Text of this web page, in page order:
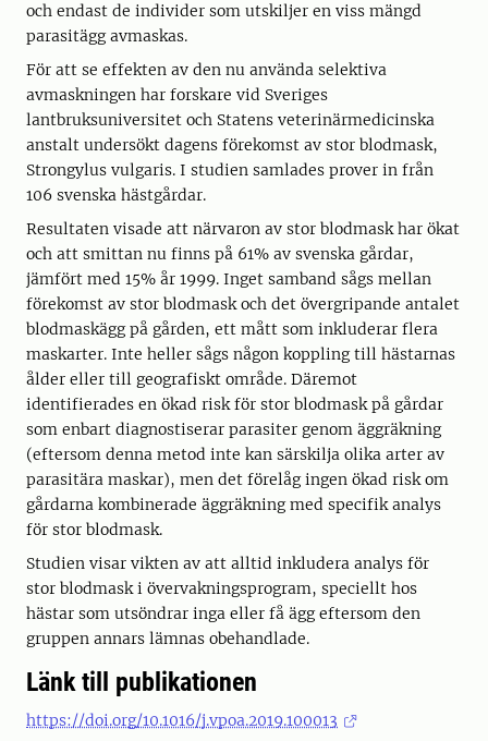
och endast de individer som utskiljer en viss mängd
parasitägg avmaskas.
För att se effekten av den nu använda selektiva
avmaskningen har forskare vid Sveriges
lantbruksuniversitet och Statens veterinärmedicinska
anstalt undersökt dagens förekomst av stor blodmask,
Strongylus vulgaris. I studien samlades prover in från
106 svenska hästgårdar.
Resultaten visade att närvaron av stor blodmask har ökat
och att smittan nu finns på 61% av svenska gårdar,
jämfört med 15% år 1999. Inget samband sågs mellan
förekomst av stor blodmask och det övergripande antalet
blodmaskägg på gården, ett mått som inkluderar flera
maskarter. Inte heller sågs någon koppling till hästarnas
ålder eller till geografiskt område. Däremot
identifierades en ökad risk för stor blodmask på gårdar
som enbart diagnostiserar parasiter genom äggräkning
(eftersom denna metod inte kan särskilja olika arter av
parasitära maskar), men det förelåg ingen ökad risk om
gårdarna kombinerade äggräkning med specifik analys
för stor blodmask.
Studien visar vikten av att alltid inkludera analys för
stor blodmask i övervakningsprogram, speciellt hos
hästar som utsöndrar inga eller få ägg eftersom den
gruppen annars lämnas obehandlade.
Länk till publikationen
https://doi.org/10.1016/j.vpoa.2019.100013